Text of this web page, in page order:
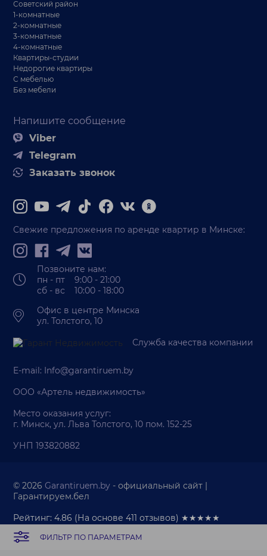
ФИЛЬТР ПО ПАРАМЕТРАМ
Напишите сообщение
Viber
Telegram
Заказать звонок
Советский район
1-комнатные
2-комнатные
3-комнатные
4-комнатные
Квартиры-студии
Недорогие квартиры
С мебелью
Без мебели
Свежие предложения по аренде квартир в Минске:
Позвоните нам:
пн - пт 9:00 - 21:00
сб - вс 10:00 - 18:00
Офис в центре Минска
ул. Толстого, 10
Служба качества компании
E-mail: Info@garantiruem.by
ООО «Артель недвижимость»
Место оказания услуг:
г. Минск, ул. Льва Толстого, 10 пом. 152-25
УНП 193820882
© 2026Garantiruem.by - официальный сайт |
Гарантируем.бел
Рейтинг: 4.86 (На основе411 отзывов) ★★★★★
Палата риэлтеров